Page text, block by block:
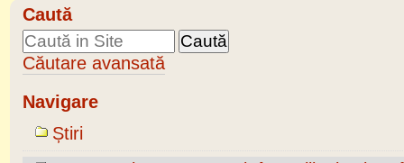
Caută
Căutare avansată
Navigare
Știri